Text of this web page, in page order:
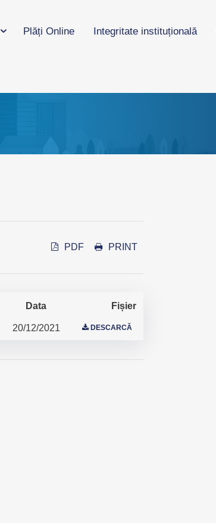
Plăți Online Integritate instituțională
PDF PRINT
Data Fișier
20/12/2021 DESCARCĂ